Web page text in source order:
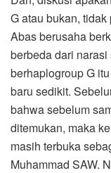
G atau bukan,
Abas berusaha
berbeda dari
berhaplogroup G
baru sedikit.
bahwa sebelum
ditemukan, maka
masih terbuka
Muhammad SAW.